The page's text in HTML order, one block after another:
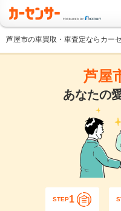
芦屋市の車買取・車査定ならカー
芦屋
あなたの
STEP1